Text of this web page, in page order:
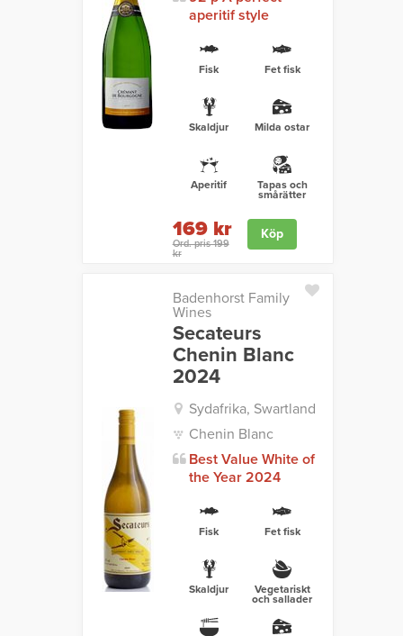
aperitif style
Fisk Fet fisk
Skaldjur Milda ostar
Aperitif Tapas och
smårätter
169 kr
Ord. pris 199
kr
Köp
Badenhorst Family
Wines
Secateurs
Chenin Blanc
2024
Sydafrika, Swartland
Chenin Blanc
Best Value White of
the Year 2024
Fisk Fet fisk
Skaldjur Vegetariskt
och sallader